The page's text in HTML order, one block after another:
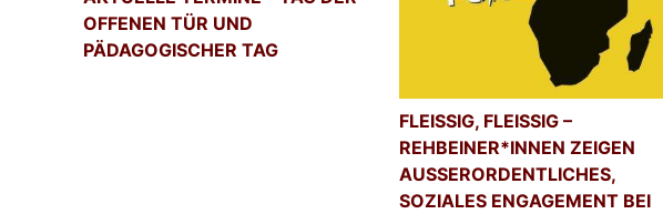
OFFENEN TÜR UND
PÄDAGOGISCHER TAG
FLEISSIG, FLEISSIG – RE
HBEINER*INNEN ZEIGEN AU
SSERORDENTLICHES, SOZ
IALES ENGAGEMENT BEI DER